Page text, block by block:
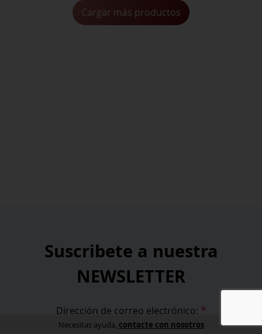
Cargar más productos
Suscribete a nuestra
NEWSLETTER
Dirección de correo electrónico: *
Necesitas ayuda, contacte con nosotros